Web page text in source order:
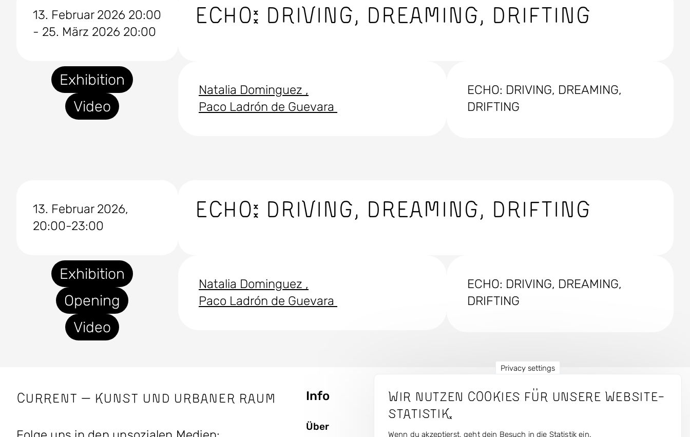
13. Februar 2026 20:00
- 25. März 2026 20:00
ECHO: DRIVING, DREAMING, DRIFTING
Exhibition
Video
Natalia Dominguez
Paco Ladrón de Guevara
ECHO: DRIVING, DREAMING,
DRIFTING
13. Februar 2026,
20:00-23:00
ECHO: DRIVING, DREAMING, DRIFTING
Exhibition
Opening
Video
Natalia Dominguez
Paco Ladrón de Guevara
ECHO: DRIVING, DREAMING,
DRIFTING
CURRENT — Kunst und Urbaner Raum Info
Über
Themen Ressourcen
Privacy settings
Wir nutzen Cookies für unsere Website-
Statistik.
Wenn du akzeptierst, geht dein Besuch in die Statistik ein.